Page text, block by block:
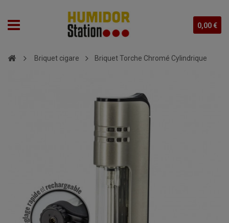
0,00 €
Briquet cigare Briquet Torche Chromé Cylindrique